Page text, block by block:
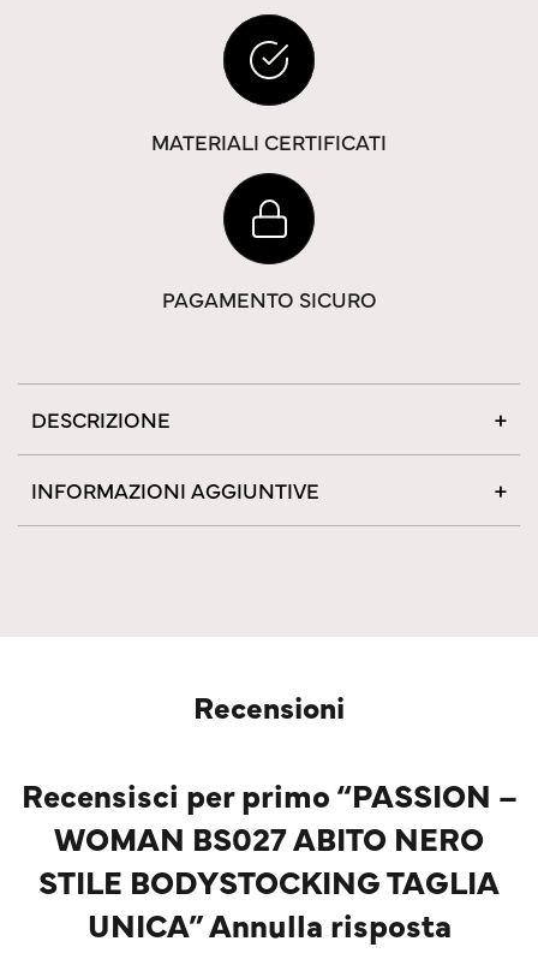
MATERIALI CERTIFICATI
PAGAMENTO SICURO
DESCRIZIONE
INFORMAZIONI AGGIUNTIVE
Recensioni
Recensisci per primo “PASSION –
WOMAN BS027 ABITO NERO
STILE BODYSTOCKING TAGLIA
UNICA” Annulla risposta